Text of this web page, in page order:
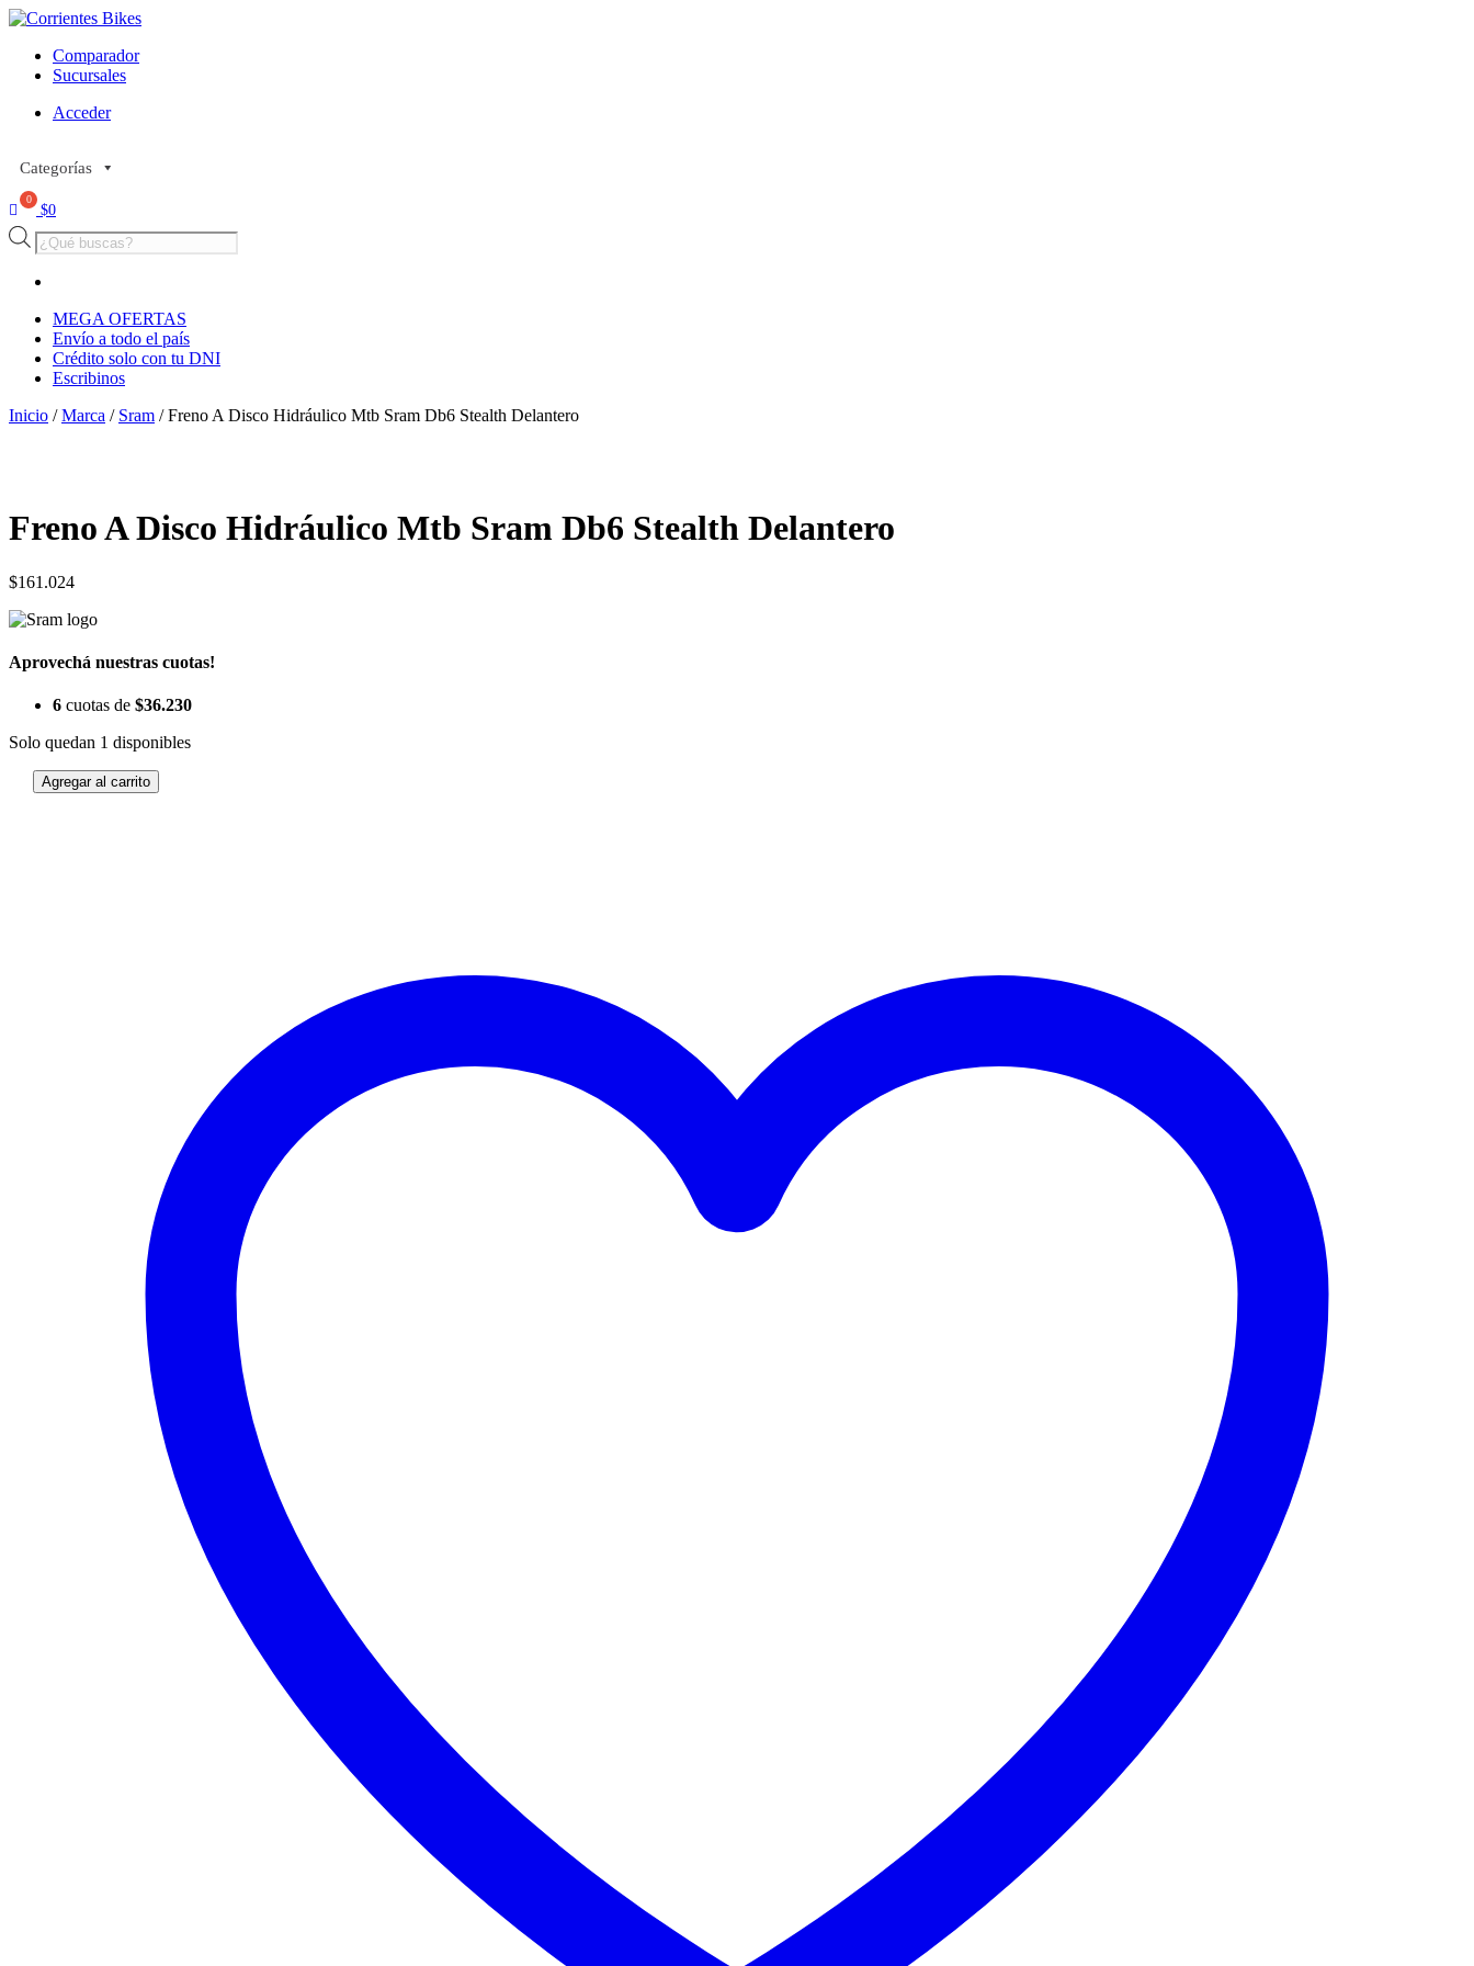
Comparador
Sucursales
Acceder
Categorías
$0
Búsqueda
de
MEGA OFERTAS
Envío a todo el país
Crédito solo con tu DNI
Escribinos
Inicio /Marca / Sram / Freno A Disco Hidráulico Mtb Sram Db6 Stealth Delantero
Freno A Disco Hidráulico Mtb Sram Db6 Stealth Delantero
$161.024
Aprovechá nuestras cuotas!
6 cuotas de $36.230
Solo quedan 1 disponibles
Freno
Agregar al carrito